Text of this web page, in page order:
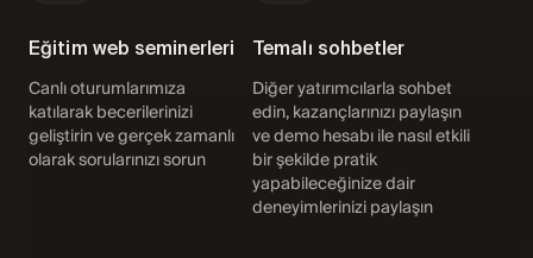
Eğitim web seminerleri
Canlı oturumlarımıza
katılarak becerilerinizi
geliştirin ve gerçek zamanlı
olarak sorularınızı sorun
Temalı sohbetler
Diğer yatırımcılarla sohbet
edin, kazançlarınızı paylaşın
ve demo hesabı ile nasıl etkili
bir şekilde pratik
yapabileceğinize dair
deneyimlerinizi paylaşın